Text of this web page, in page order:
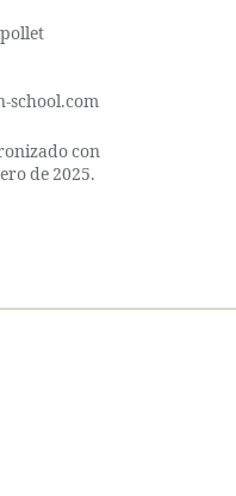
school.com
con
de 2025.